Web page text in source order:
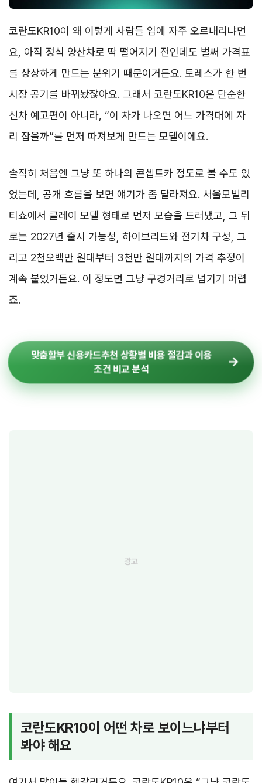
코란도KR10이 왜 이렇게 사람들 입에 자주 오르내리냐면
요, 아직 정식 양산차로 딱 떨어지기 전인데도 벌써 가격표
를 상상하게 만드는 분위기 때문이거든요. 토레스가 한 번
시장 공기를 바꿔놨잖아요. 그래서 코란도KR10은 단순한
신차 예고편이 아니라, “이 차가 나오면 어느 가격대에 자
리 잡을까”를 먼저 따져보게 만드는 모델이에요.
솔직히 처음엔 그냥 또 하나의 콘셉트카 정도로 볼 수도 있
었는데, 공개 흐름을 보면 얘기가 좀 달라져요. 서울모빌리
티쇼에서 클레이 모델 형태로 먼저 모습을 드러냈고, 그 뒤
로는 2027년 출시 가능성, 하이브리드와 전기차 구성, 그
리고 2천오백만 원대부터 3천만 원대까지의 가격 추정이
계속 붙었거든요. 이 정도면 그냥 구경거리로 넘기기 어렵
죠.
맞춤할부 신용카드추천 상황별 비용 절감과 이용
조건 비교 분석
코란도KR10이 어떤 차로 보이느냐부터
봐야 해요